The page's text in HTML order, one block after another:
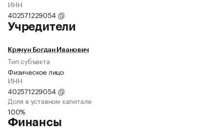
ИНН
402571229054
Учредители
Крячун Богдан Иванович
Тип субъекта
Физическое лицо
ИНН
402571229054
Доля в уставном капитале
100%
Финансы